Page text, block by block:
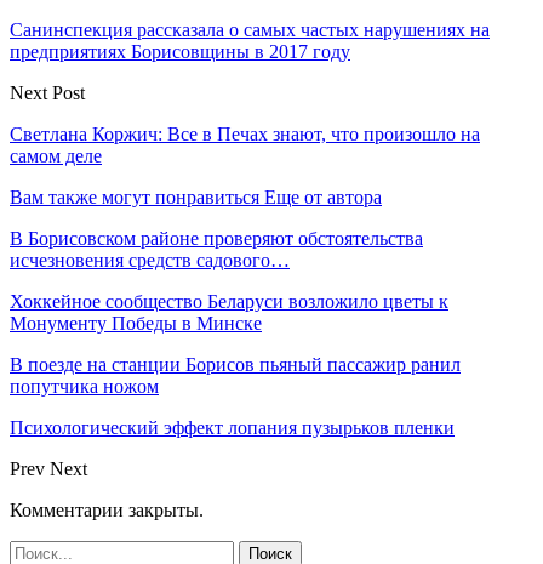
Санинспекция рассказала о самых частых нарушениях на
предприятиях Борисовщины в 2017 году
Next Post
Светлана Коржич: Все в Печах знают, что произошло на
самом деле
Вам также могут понравиться Еще от автора
В Борисовском районе проверяют обстоятельства
исчезновения средств садового…
Хоккейное сообщество Беларуси возложило цветы к
Монументу Победы в Минске
В поезде на станции Борисов пьяный пассажир ранил
попутчика ножом
Психологический эффект лопания пузырьков пленки
Prev Next
Комментарии закрыты.